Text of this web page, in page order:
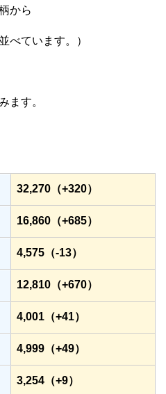
から
べています。）
ます。
32,270（+320）
16,860（+685）
4,575（-13）
12,810（+670）
4,001（+41）
4,999（+49）
3,254（+9）